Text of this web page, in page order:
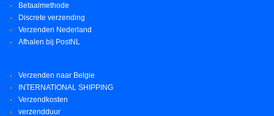
Betaalmethode
Discrete verzending
Verzenden Nederland
Afhalen bij PostNL
Verzenden naar Belgie
INTERNATIONAL SHIPPING
Verzendkosten
verzendduur